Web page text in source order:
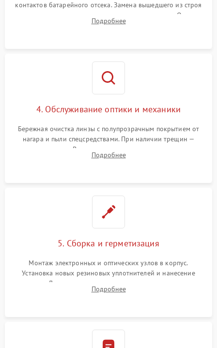
контактов батарейного отсека. Замена вышедшего из строя
светодиода или микросхемы управления яркостью. Очистка
платы от коррозии и нанесение защитного лака для
Подробнее
4. Обслуживание оптики и механики
Бережная очистка линзы с полупрозрачным покрытием от
нагара и пыли спецсредствами. При наличии трещин —
замена стекла. Восстановление или замена пружин и
резьбовых элементов в механизме ввода поправок для
Подробнее
5. Сборка и герметизация
Монтаж электронных и оптических узлов в корпус.
Установка новых резиновых уплотнителей и нанесение
герметика. Для закрытых коллиматоров — вакуумирование и
заполнение инертным газом для исключения запотевания
Подробнее